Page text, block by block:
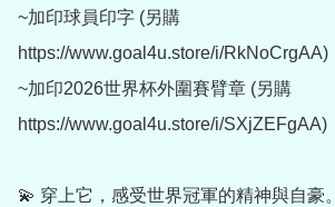
~加印球員印字 (另購
https://www.goal4u.store/i/RkNoCrgAA)
~加印2026世界杯外圍賽臂章 (另購
https://www.goal4u.store/i/SXjZEFgAA)
💫 穿上它，感受世界冠軍的精神與自豪。